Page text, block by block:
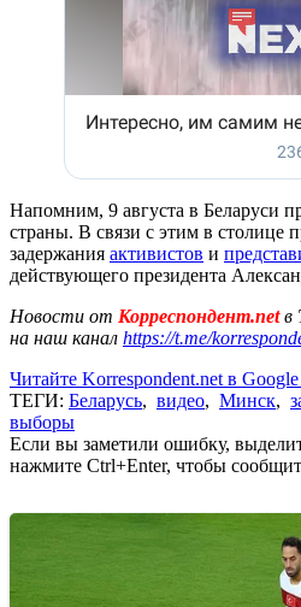
Напомним, 9 августа в Беларуси
страны. В связи с этим в столице
задержания активистов и
действующего президента
Новости от Корреспондент.netв
на наш канал https://t.me/
Читайте Korrespondent.net в
ТЕГИ: Беларусь, видео, Минск,
выборы
Если вы заметили ошибку,
нажмите Ctrl+Enter, чтобы